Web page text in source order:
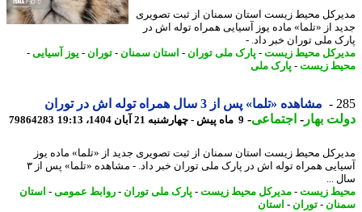
محیط زیست استان سمنان از ثبت تصویری
از «تلما» ماده یوز آسیایی همراه توله اش در
ملی توران خبر داد. -
محیط زیست-پارک ملی توران- استان سمنان-توران- یوز آسیایی-
زیست-پارک ملی
مشاهده «تلما» پس از 3 سال همراه توله اش در توران
بهار -اجتماعی-9 ماه پیش - چهارشنبه 21 آبان 1404، 19:13 79864283
محیط زیست استان سمنان از ثبت تصویری جدید از «تلما» ماده یوز
آسیایی همراه توله اش در پارک ملی توران خبر داد. - مشاهده «تلما» پس از ۳
...
زیست-مدیرکل محیط زیست-پارک ملی توران- روابط عمومی-استان
-توران- استان